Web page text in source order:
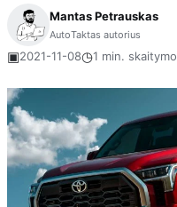
Mantas Petrauskas
AutoTaktas autorius
▣2021-11-08◷1 min. skaitymo